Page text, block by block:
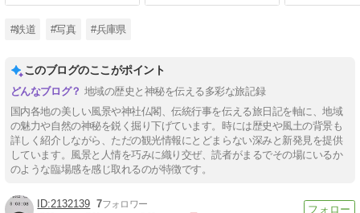
#鉄道 #写真 #兵庫県
このブログのここがポイント
地域の歴史と神秘を伝える多彩な旅記録
国内各地の美しい風景や神社仏閣、伝統行事を伝える旅日記を軸に、地域
の魅力や自然の神秘を鋭く掘り下げています。時には歴史や風土の背景も
詳しく紹介しながら、ただの観光情報にとどまらない深みと新発見を提供
しています。風景と人情を巧みに織り交ぜ、読者がまるでその場にいるか
のような臨場感を感じ取れるのが特徴です。
2132139 7